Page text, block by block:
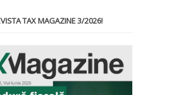
TAX MAGAZINE 3/2026!